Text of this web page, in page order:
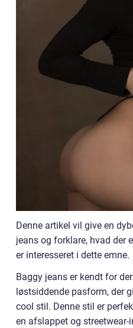
Denne artikel vil give en
jeans og forklare, hvad der
er interesseret i dette emne.
Baggy jeans er kendt for
løstsiddende pasform, der
cool stil. Denne stil er
en afslappet og